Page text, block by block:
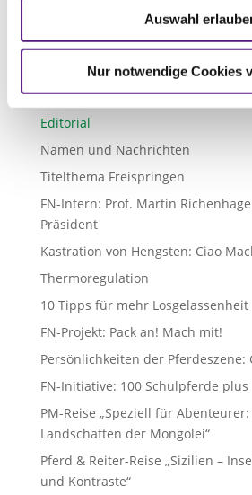
Auswahl
Nur notwendige Cookies
PM-Forum Ausgabe 01/2025
Editorial
Namen und Nachrichten
Titelthema Freispringen
FN-Intern: Prof. Martin
Präsident
Kastration von Hengsten: Ciao
Thermoregulation
10 Tipps für mehr Losgelassenheit
FN-Projekt: Pack an! Mach mit!
Persönlichkeiten der Pferdeszene:
FN-Initiative: 100 Schulpferde plus
PM-Reise „Speziell für
Landschaften der Mongolei“
Pferd & Reiter-Reise „Sizilien –
und Kontraste“